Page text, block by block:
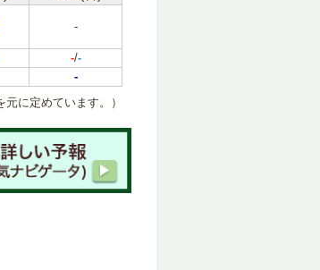
-
-/-
-
に定めています。）